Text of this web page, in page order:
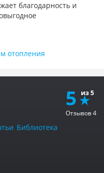
благодарность и
отопления
5
Отзывов4
Библиотека